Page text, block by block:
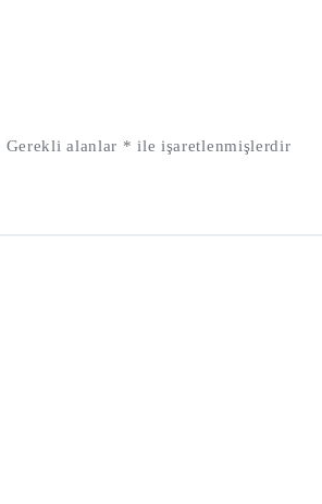
Gerekli alanlar * ile işaretlenmişlerdir